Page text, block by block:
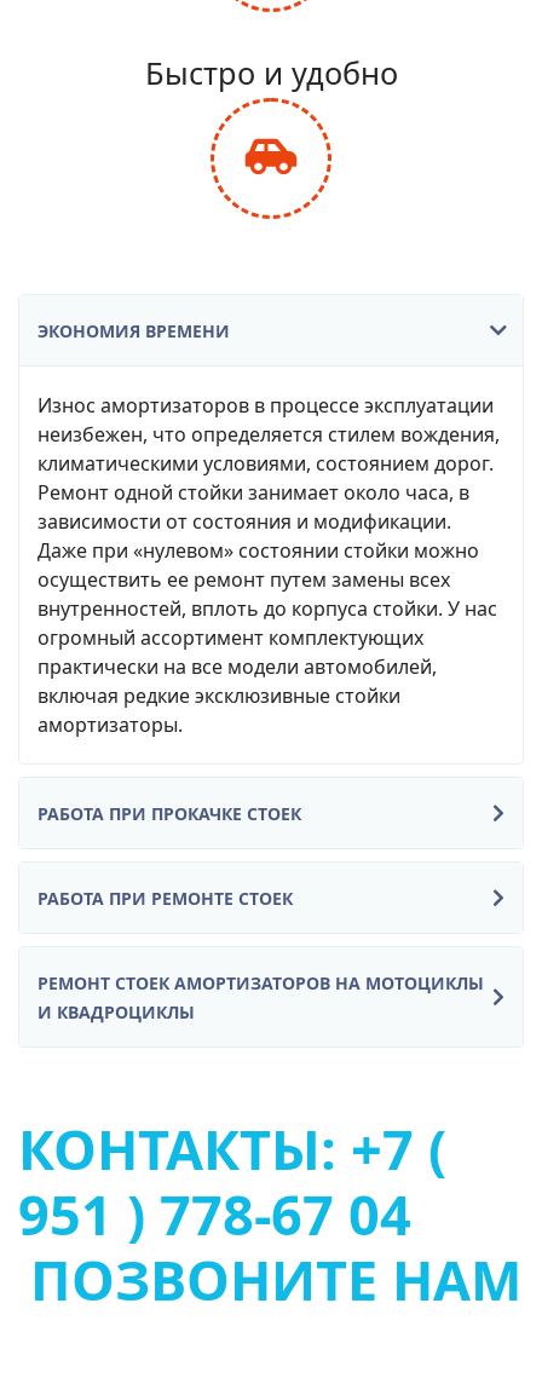
balance-
scale
Быстро и удобно
fas
fa-
ЭКОНОМИЯ ВРЕМЕНИ
Износ амортизаторов в процессе эксплуатации
неизбежен, что определяется стилем вождения,
климатическими условиями, состоянием дорог.
Ремонт одной стойки занимает около часа, в
зависимости от состояния и модификации.
Даже при «нулевом» состоянии стойки можно
осуществить ее ремонт путем замены всех
внутренностей, вплоть до корпуса стойки. У нас
огромный ассортимент комплектующих
практически на все модели автомобилей,
включая редкие эксклюзивные стойки
амортизаторы.
РАБОТА ПРИ ПРОКАЧКЕ СТОЕК
РАБОТА ПРИ РЕМОНТЕ СТОЕК
РЕМОНТ СТОЕК АМОРТИЗАТОРОВ НА МОТОЦИКЛЫ
И КВАДРОЦИКЛЫ
КОНТАКТЫ: +7 (
951 ) 778-67 04
ПОЗВОНИТЕ НАМ